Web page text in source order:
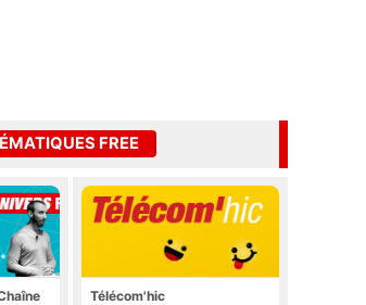
FREE
Télécom'hic